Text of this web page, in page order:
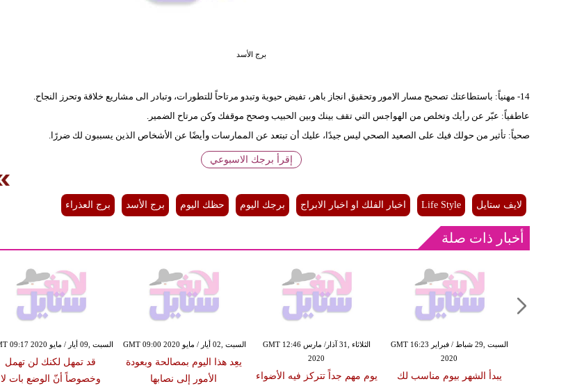
برج الأسد
14- مهنياً: باستطاعتك تصحيح مسار الامور وتحقيق انجاز باهر، تفيض حيوية وتبدو مرتاحاً للتطورات، وتبادر الى مشاريع خلاقة وتحرز النجاح.
عاطفياً: عبّر عن رأيك وتخلص من الهواجس التي تقف بينك وبين الحبيب وصحح موقفك وكن مرتاح الضمير.
صحياً: تأثير من حولك فيك على الصعيد الصحي ليس جيدًا، عليك أن تبتعد عن الممارسات وأيضًا عن الأشخاص الذين يسببون لك ضررًا.
إقرأ برجك الاسبوعي
لايف ستايل Life Style اخبار الفلك او اخبار الابراج برجك اليوم حظك اليوم برج الأسد برج العذراء
أخبار ذات صلة
السبت ,09 أيار / مايو GMT 09:17 2020
قد تمهل لكنك لن تهمل
وخصوصاً أنّ الوضع بات لا
السبت ,02 أيار / مايو GMT 09:00 2020
يعِد هذا اليوم بمصالحة وبعودة
الأمور إلى نصابها
الثلاثاء ,31 آذار/ مارس GMT 12:46
2020
يوم مهم جداً تتركز فيه الأضواء
السبت ,29 شباط / فبراير GMT 16:23
2020
يبدأ الشهر بيوم مناسب لك